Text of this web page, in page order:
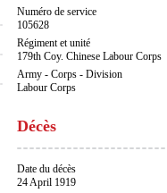
Numéro de service
105628
Régiment et unité
179th Coy. Chinese Labour Corps
Army - Corps - Division
Labour Corps
Décès
Date du décès
24 April 1919